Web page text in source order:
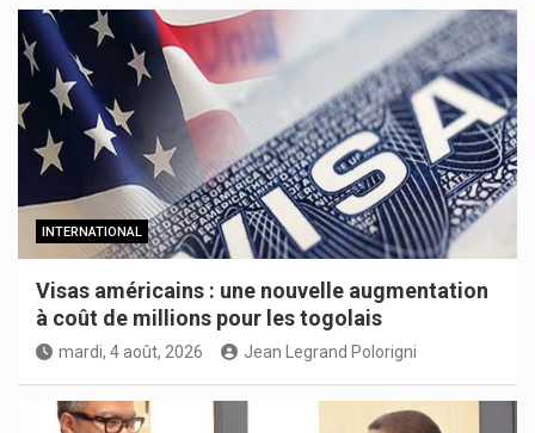
INTERNATIONAL
Visas américains : une nouvelle augmentation
à coût de millions pour les togolais
mardi, 4 août, 2026 Jean Legrand Polorigni